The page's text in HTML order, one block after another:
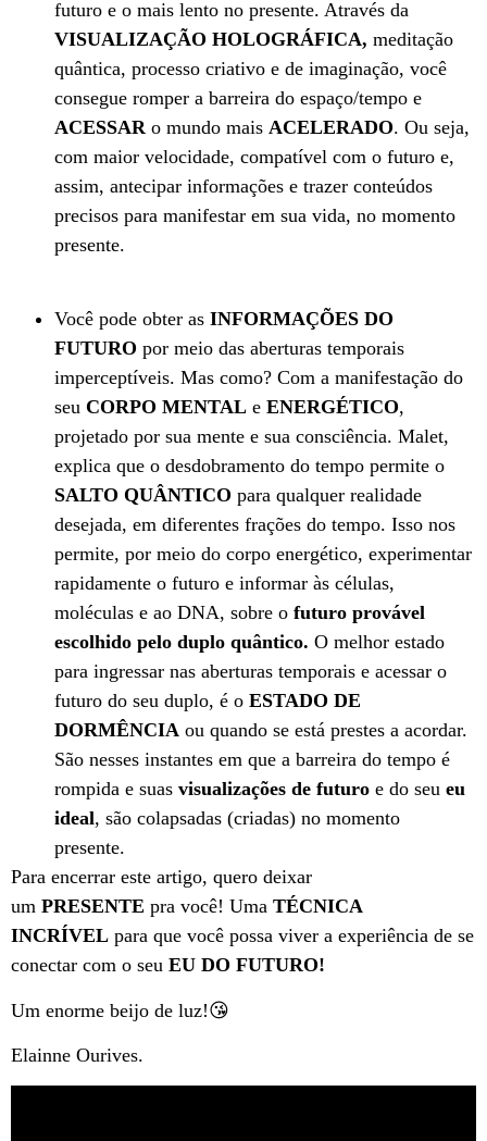
futuro e o mais lento no presente. Através da
VISUALIZAÇÃO HOLOGRÁFICA, meditação
quântica, processo criativo e de imaginação, você
consegue romper a barreira do espaço/tempo e
ACESSAR o mundo mais ACELERADO. Ou seja,
com maior velocidade, compatível com o futuro e,
assim, antecipar informações e trazer conteúdos
precisos para manifestar em sua vida, no momento
presente.
Você pode obter as INFORMAÇÕES DO
FUTURO por meio das aberturas temporais
imperceptíveis. Mas como? Com a manifestação do
seu CORPO MENTAL e ENERGÉTICO,
projetado por sua mente e sua consciência. Malet,
explica que o desdobramento do tempo permite o
SALTO QUÂNTICO para qualquer realidade
desejada, em diferentes frações do tempo. Isso nos
permite, por meio do corpo energético, experimentar
rapidamente o futuro e informar às células,
moléculas e ao DNA, sobre o futuro provável
escolhido pelo duplo quântico. O melhor estado
para ingressar nas aberturas temporais e acessar o
futuro do seu duplo, é o ESTADO DE
DORMÊNCIA ou quando se está prestes a acordar.
São nesses instantes em que a barreira do tempo é
rompida e suas visualizações de futuro e do seu eu
ideal, são colapsadas (criadas) no momento
presente.
Para encerrar este artigo, quero deixar
um PRESENTE pra você! Uma TÉCNICA
INCRÍVEL para que você possa viver a experiência de se
conectar com o seu EU DO FUTURO!
Um enorme beijo de luz!😘
Elainne Ourives.